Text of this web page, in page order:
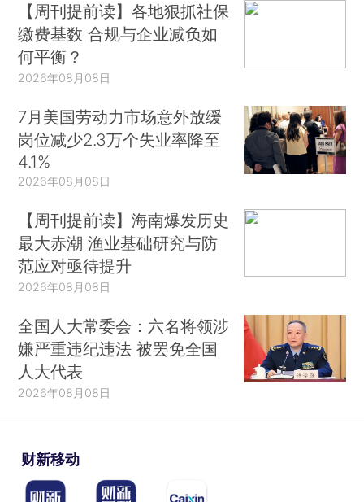
【周刊提前读】各地狠抓社保
缴费基数 合规与企业减负如
何平衡？
2026年08月08日
7月美国劳动力市场意外放缓
岗位减少2.3万个失业率降至
4.1%
2026年08月08日
【周刊提前读】海南爆发历史
最大赤潮 渔业基础研究与防
范应对亟待提升
2026年08月08日
全国人大常委会：六名将领涉
嫌严重违纪违法 被罢免全国
人大代表
2026年08月08日
财新移动